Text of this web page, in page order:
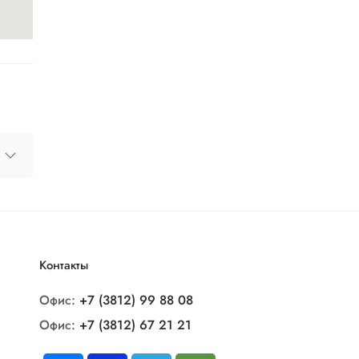
Контакты
Офис: +7 (3812) 99 88 08
Офис: +7 (3812) 67 21 21